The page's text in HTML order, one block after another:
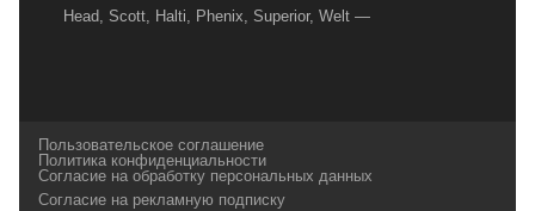
Head, Scott, Halti, Phenix, Superior, Welt —
и взыскательных путешественников,
спортсменов и отдыхающих.
Пользовательское соглашение
Политика конфиденциальности
Согласие на обработку персональных данных
Согласие на рекламную подписку